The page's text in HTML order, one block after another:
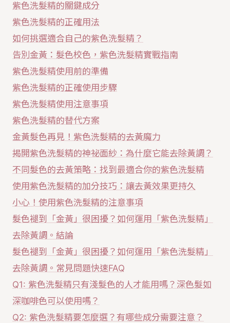
紫色洗髮精的關鍵成分
紫色洗髮精的正確用法
如何挑選適合自己的紫色洗髮精？
告別金黃：髮色校色，紫色洗髮精實戰指南
紫色洗髮精使用前的準備
紫色洗髮精的正確使用步驟
紫色洗髮精使用注意事項
紫色洗髮精的替代方案
金黃髮色再見！紫色洗髮精的去黃魔力
揭開紫色洗髮精的神祕面紗：為什麼它能去除黃調？
不同髮色的去黃策略：找到最適合你的紫色洗髮精
使用紫色洗髮精的加分技巧：讓去黃效果更持久
小心！使用紫色洗髮精的注意事項
髮色褪到「金黃」很困擾？如何運用「紫色洗髮精」
去除黃調。結論
髮色褪到「金黃」很困擾？如何運用「紫色洗髮精」
去除黃調。常見問題快速FAQ
Q1: 紫色洗髮精只有淺髮色的人才能用嗎？深色髮如
深咖啡色可以使用嗎？
Q2: 紫色洗髮精要怎麼選？有哪些成分需要注意？